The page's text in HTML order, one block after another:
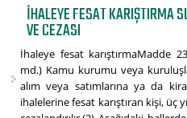
İHALEYE FESAT KARIŞTIRMA
VE CEZASI
İhaleye fesat karıştırmaMadde
md.) Kamu kurumu veya
alım veya satımlarına ya da
ihalelerine fesat karıştıran kişi, üç